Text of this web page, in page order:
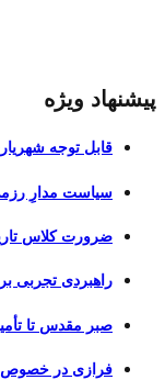
پیشنهاد ویژه
قابل توجه
سیاست مدارِ
ضرورت کلاس
راهبردی تجربی
صبر مقدس تا
فرازی در خصوص